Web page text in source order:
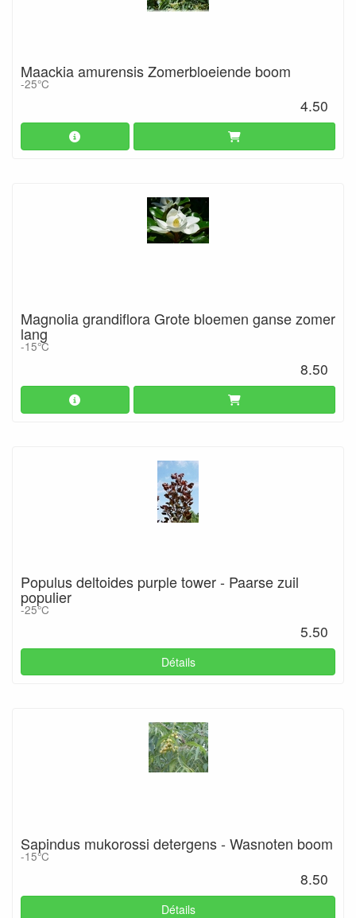
Maackia amurensis Zomerbloeiende boom
-25°C
4.50
Magnolia grandiflora Grote bloemen ganse zomer
lang
-15°C
8.50
Populus deltoides purple tower - Paarse zuil
populier
-25°C
5.50
Détails
Sapindus mukorossi detergens - Wasnoten boom
-15°C
8.50
Détails